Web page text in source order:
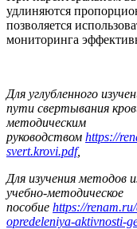
удлиняются
позволяется
мониторинга
Для углубленного
пути свертывания
методическим
руководством https://
svert.krovi.pdf,
Для изучения методов
учебно-методическое
пособие https://
opredeleniya-aktivnosti-